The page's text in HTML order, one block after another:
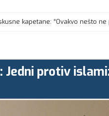
iskusne kapetane: “Ovakvo nešto
protiv